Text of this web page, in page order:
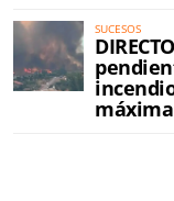
SUCESOS